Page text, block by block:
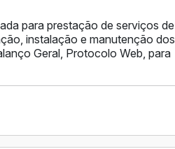
para prestação de serviços de
instalação e manutenção dos
Geral, Protocolo Web, para